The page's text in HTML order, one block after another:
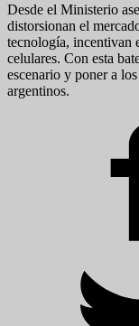
Desde el Ministerio
distorsionan el
tecnología, incentivan
celulares. Con esta
escenario y poner a
argentinos.